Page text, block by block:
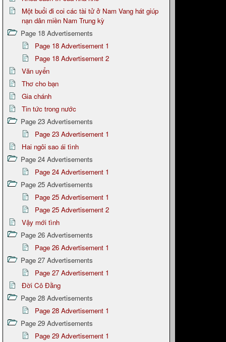
Một buổi đi coi các tài tử ở Nam Vang hát giúp
nạn dân miền Nam Trung kỳ
Page 18 Advertisements
Page 18 Advertisement 1
Page 18 Advertisement 2
Văn uyển
Thơ cho bạn
Gia chánh
Tin tức trong nước
Page 23 Advertisements
Page 23 Advertisement 1
Hai ngôi sao ái tình
Page 24 Advertisements
Page 24 Advertisement 1
Page 25 Advertisements
Page 25 Advertisement 1
Page 25 Advertisement 2
Vậy mới tình
Page 26 Advertisements
Page 26 Advertisement 1
Page 27 Advertisements
Page 27 Advertisement 1
Đời Cô Đằng
Page 28 Advertisements
Page 28 Advertisement 1
Page 29 Advertisements
Page 29 Advertisement 1